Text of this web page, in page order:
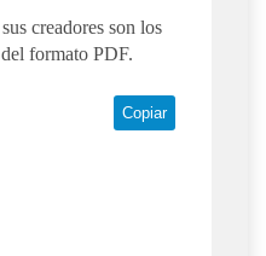
creadores son los
formato PDF.
Copiar